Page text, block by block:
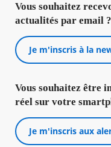
Vous souhaitez
actualités par email ?
Je m'inscris à la
Vous souhaitez être
réel sur votre
Je m'inscris aux